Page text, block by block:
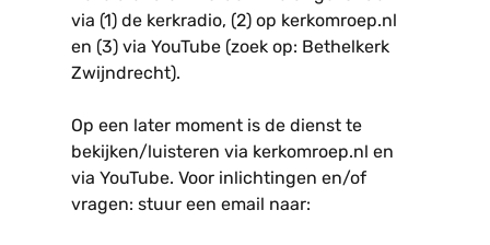
via (1) de kerkradio, (2) op kerkomroep.nl
en (3) via YouTube (zoek op: Bethelkerk
Zwijndrecht).
Op een later moment is de dienst te
bekijken/luisteren via kerkomroep.nl en
via YouTube. Voor inlichtingen en/of
vragen: stuur een email naar: